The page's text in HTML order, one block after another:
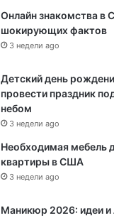
Онлайн знакомства в
шокирующих фактов
3 недели ago
Детский день
провести праздник
небом
3 недели ago
Необходимая мебель
квартиры в США
3 недели ago
Маникюр 2026: идеи